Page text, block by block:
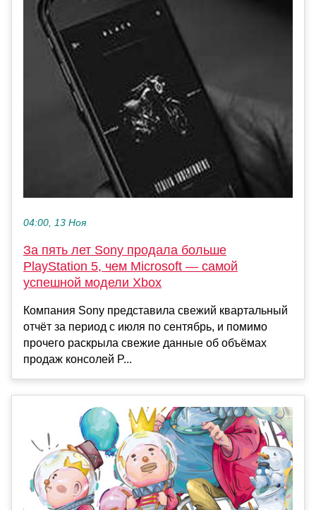
04:00, 13 Ноя
За пять лет Sony продала больше
PlayStation 5, чем Microsoft — самой
успешной модели Xbox
Компания Sony представила свежий квартальный
отчёт за период с июля по сентябрь, и помимо
прочего раскрыла свежие данные об объёмах
продаж консолей P...